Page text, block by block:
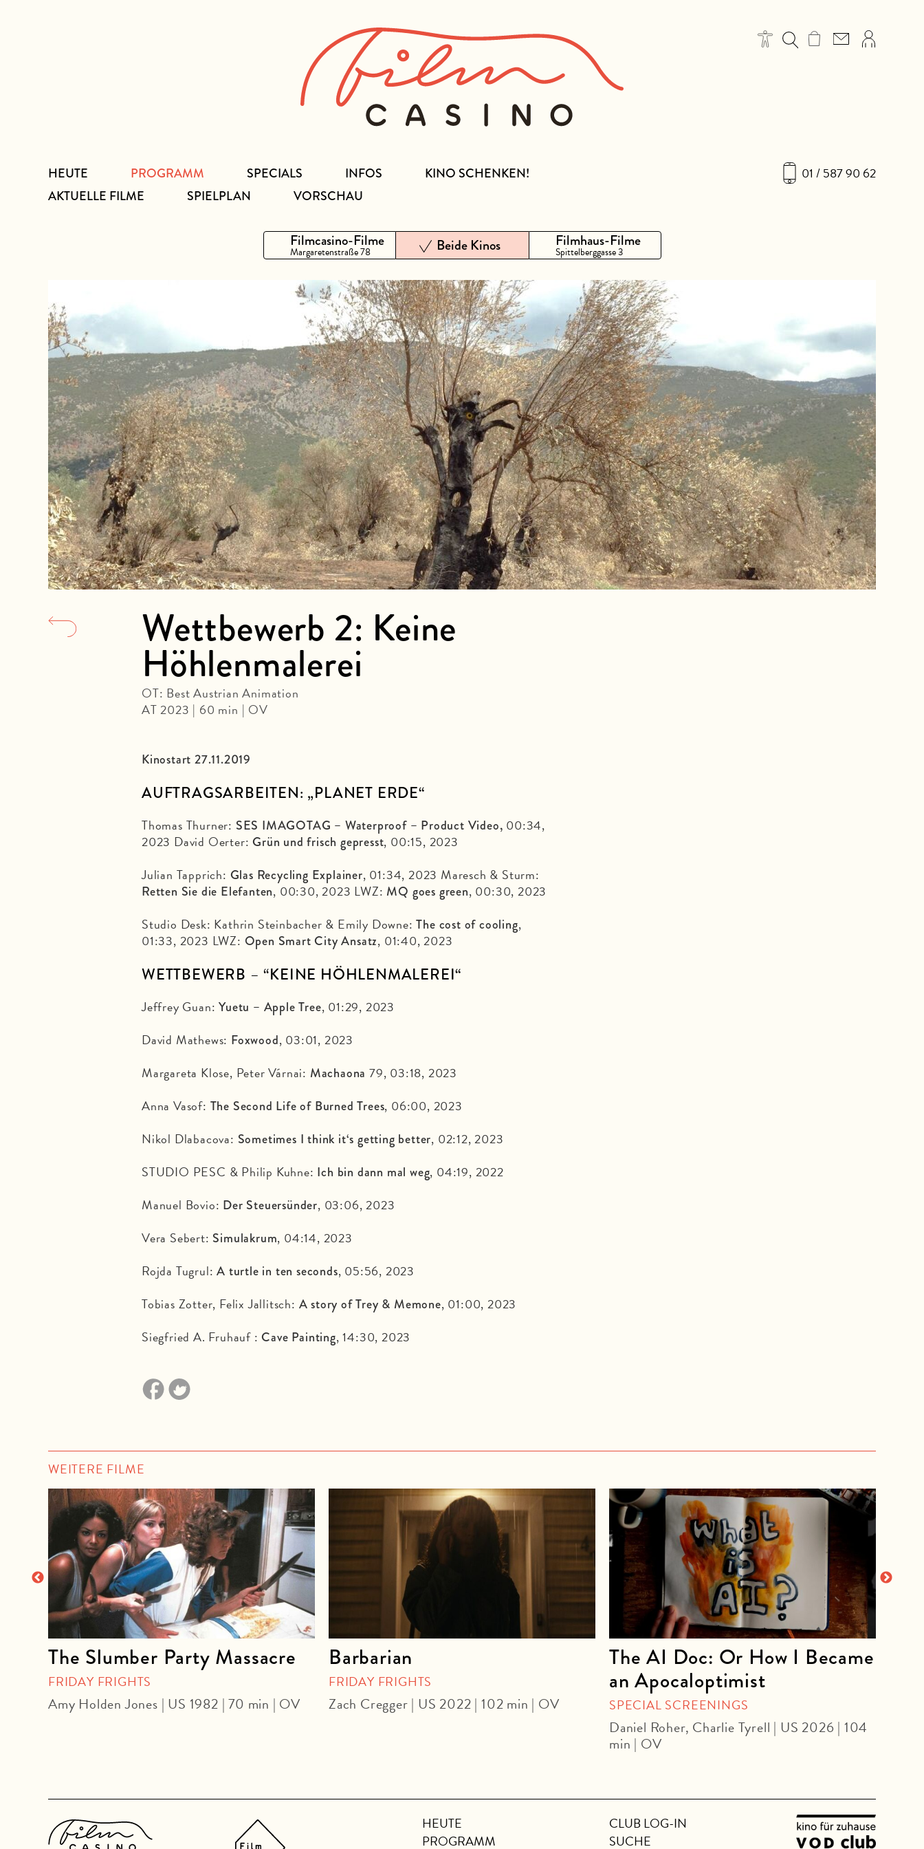
01 / 587 90 62
HEUTE
PROGRAMM
AKTUELLE FILME
SPIELPLAN VORSCHAU
SPECIALS INFOS KINO SCHENKEN!
Filmcasino-Filme
Margaretenstraße 78 Beide Kinos Filmhaus-Filme
Spittelberggasse 3
Wettbewerb 2: Keine
Höhlenmalerei
OT: Best Austrian Animation
AT 2023 | 60 min | OV
Kinostart 27.11.2019
AUFTRAGSARBEITEN: „PLANET ERDE“
Thomas Thurner: SES IMAGOTAG – Waterproof – Product Video, 00:34,
2023 David Oerter:Grün und frisch gepresst, 00:15, 2023
Julian Tapprich: Glas Recycling Explainer, 01:34, 2023 Maresch & Sturm:
Retten Sie die Elefanten, 00:30, 2023 LWZ: MQ goes green, 00:30, 2023
Studio Desk: Kathrin Steinbacher & Emily Downe:The cost of cooling,
01:33, 2023 LWZ: Open Smart City Ansatz, 01:40, 2023
WETTBEWERB – “KEINE HÖHLENMALEREI“
Jeffrey Guan:Yuetu – Apple Tree, 01:29, 2023
David Mathews: Foxwood, 03:01, 2023
Margareta Klose, Peter Várnai: Machaona 79, 03:18, 2023
Anna Vasof: The Second Life of Burned Trees, 06:00, 2023
Nikol Dlabacova: Sometimes I think it‘s getting better, 02:12, 2023
STUDIO PESC & Philip Kuhne: Ich bin dann mal weg, 04:19, 2022
Manuel Bovio: Der Steuersünder, 03:06, 2023
Vera Sebert: Simulakrum, 04:14, 2023
Rojda Tugrul:A turtle in ten seconds, 05:56, 2023
Tobias Zotter, Felix Jallitsch: A story of Trey & Memone, 01:00, 2023
Siegfried A. Fruhauf :Cave Painting, 14:30, 2023
WEITERE FILME
The Slumber Party Massacre
FRIDAY FRIGHTS
Amy Holden Jones | US 1982 | 70 min | OV
Barbarian
FRIDAY FRIGHTS
Zach Cregger | US 2022 | 102 min | OV
The AI Doc: Or How I Became
an Apocaloptimist
SPECIAL SCREENINGS
Daniel Roher, Charlie Tyrell | US 2026 | 104
min | OV
HEUTE
PROGRAMM
CLUB LOG-IN
SUCHE